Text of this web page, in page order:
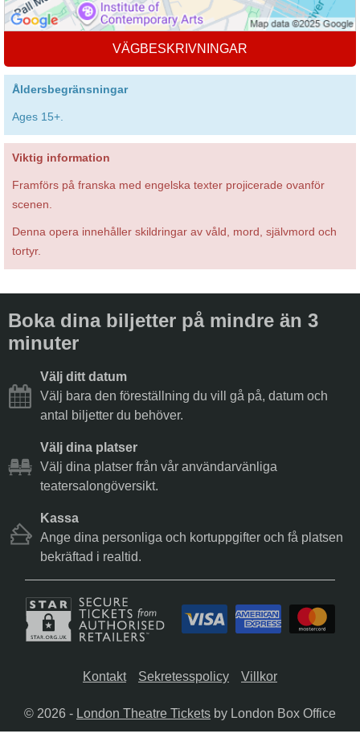
VÄGBESKRIVNINGAR
Åldersbegränsningar
Ages 15+.
Viktig information
Framförs på franska med engelska texter projicerade ovanför
scenen.
Denna opera innehåller skildringar av våld, mord, självmord och
tortyr.
Boka dina biljetter på mindre än 3
minuter
Välj ditt datum
Välj bara den föreställning du vill gå på, datum och
antal biljetter du behöver.
Välj dina platser
Välj dina platser från vår användarvänliga
teatersalongöversikt.
Kassa
Ange dina personliga och kortuppgifter och få platsen
bekräftad i realtid.
Kontakt Sekretesspolicy Villkor
© 2026 - London Theatre Tickets by London Box Office